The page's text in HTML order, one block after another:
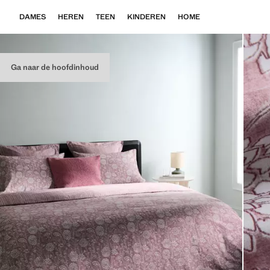
Ga naar de hoofdinhoud
DAMES HEREN TEEN KINDEREN HOME